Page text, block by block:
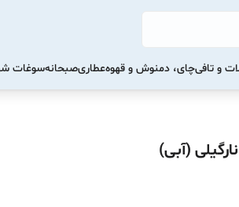
و تافیچای، دمنوش و قهوهعطاریصبحانهسوغات
(آبی)